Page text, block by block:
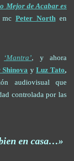
Mejor de Acabar es
Peter Northen
‘Mantra’, y ahora
Shinova y Luz Tato,
audiovisual que
controlada por las
en casa…»